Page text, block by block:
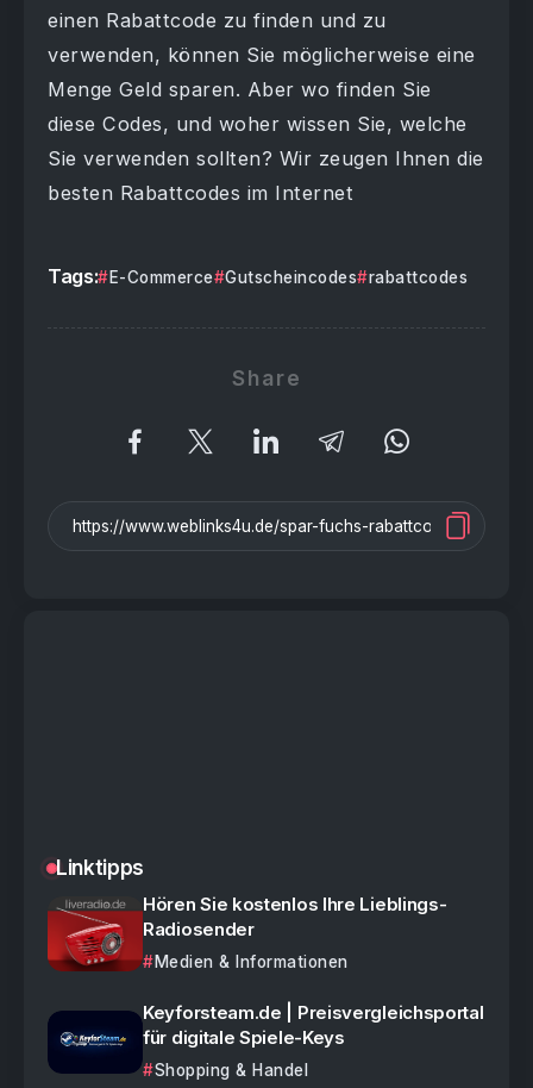
einen Rabattcode zu finden und zu
verwenden, können Sie möglicherweise eine
Menge Geld sparen. Aber wo finden Sie
diese Codes, und woher wissen Sie, welche
Sie verwenden sollten? Wir zeugen Ihnen die
besten Rabattcodes im Internet
Tags: E-Commerce Gutscheincodes rabattcodes
Share
Linktipps
Hören Sie kostenlos Ihre Lieblings-
Radiosender
Medien & Informationen
Keyforsteam.de | Preisvergleichsportal
für digitale Spiele-Keys
Shopping & Handel